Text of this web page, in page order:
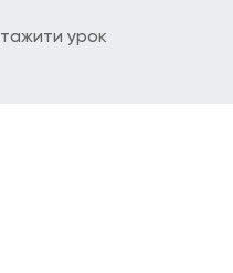
урок